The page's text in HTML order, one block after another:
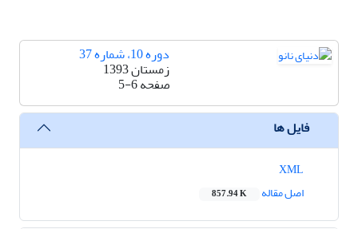
دوره 10، شماره 37
زمستان 1393
صفحه5-6
فایل ها
اصل مقاله
857.94 K